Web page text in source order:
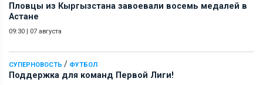
Пловцы из Кыргызстана завоевали восемь медалей в
Астане
09:30 | 07 августа
СУПЕРНОВОСТЬ / ФУТБОЛ
Поддержка для команд Первой Лиги!